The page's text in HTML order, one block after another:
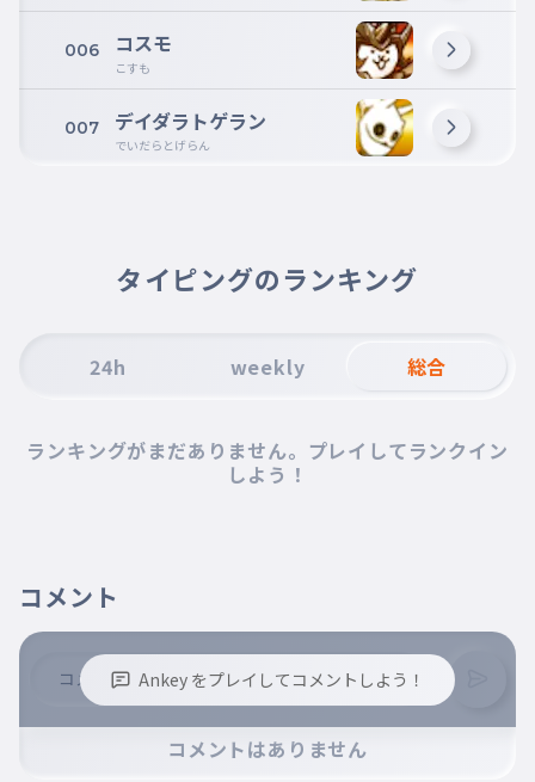
006 コスモ
こすも
007 デイダラトゲラン
でいだらとげらん
タイピングのランキング
24h weekly 総合
ランキングがまだありません。プレイしてランクイン
しよう！
コメント
Ankey をプレイしてコメントしよう！
※コメントするには、ログインが必要です。
コメントはありません